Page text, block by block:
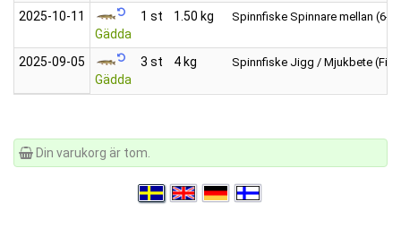
2025‑10‑11
Gädda
1 st 1.50 kg Spinnfiske Spinnare mellan (6-
2025‑09‑05
Gädda
3 st 4 kg Spinnfiske Jigg / Mjukbete
Din varukorg är tom.